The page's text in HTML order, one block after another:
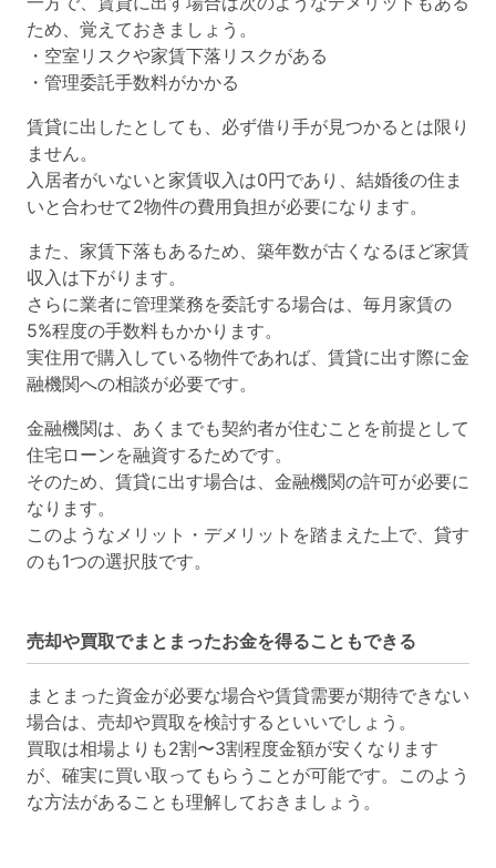
ため、覚えておきましょう。
・空室リスクや家賃下落リスクがある
・管理委託手数料がかかる
賃貸に出したとしても、必ず借り手が見つかるとは限り
ません。
入居者がいないと家賃収入は0円であり、結婚後の住ま
いと合わせて2物件の費用負担が必要になります。
また、家賃下落もあるため、築年数が古くなるほど家賃
収入は下がります。
さらに業者に管理業務を委託する場合は、毎月家賃の
5%程度の手数料もかかります。
実住用で購入している物件であれば、賃貸に出す際に金
融機関への相談が必要です。
金融機関は、あくまでも契約者が住むことを前提として
住宅ローンを融資するためです。
そのため、賃貸に出す場合は、金融機関の許可が必要に
なります。
このようなメリット・デメリットを踏まえた上で、貸す
のも1つの選択肢です。
売却や買取でまとまったお金を得ることもできる
まとまった資金が必要な場合や賃貸需要が期待できない
場合は、売却や買取を検討するといいでしょう。
買取は相場よりも2割〜3割程度金額が安くなります
が、確実に買い取ってもらうことが可能です。このよう
な方法があることも理解しておきましょう。